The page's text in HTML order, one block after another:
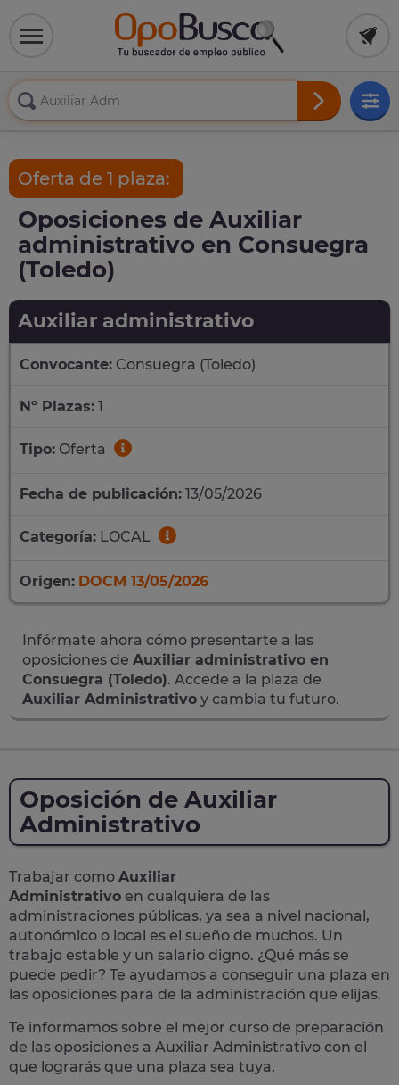
Oferta de 1 plaza:
Oposiciones de Auxiliar
administrativo en Consuegra
(Toledo)
Auxiliar administrativo
Convocante: Consuegra (Toledo)
Nº Plazas: 1
Tipo: Oferta
Fecha de publicación: 13/05/2026
Categoría: LOCAL
Origen: DOCM 13/05/2026
Infórmate ahora cómo presentarte a las
oposiciones de Auxiliar administrativo en
Consuegra (Toledo). Accede a la plaza de
Auxiliar Administrativo y cambia tu futuro.
Oposición de Auxiliar
Administrativo
Trabajar como Auxiliar
Administrativo en cualquiera de las
administraciones públicas, ya sea a nivel nacional,
autonómico o local es el sueño de muchos. Un
trabajo estable y un salario digno. ¿Qué más se
puede pedir? Te ayudamos a conseguir una plaza en
las oposiciones para de la administración que elijas.
Te informamos sobre el mejor curso de preparación
de las oposiciones a Auxiliar Administrativo con el
que lograrás que una plaza sea tuya.